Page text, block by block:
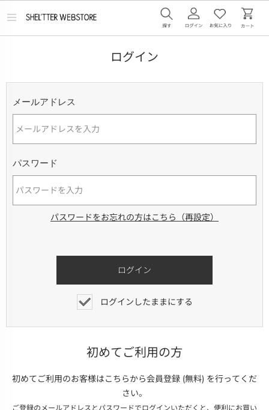
メ
ログイン
メールアドレス
パスワード
パスワードをお忘れの方はこちら（再設定）
ログインしたままにする
初めてご利用の方
初めてご利用のお客様はこちらから会員登録 (無料) を行ってくだ
さい。